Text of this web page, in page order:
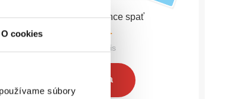
O cookies
súbory
Myšiak TIP - nechce spať
Anna Casalis
Celá séria